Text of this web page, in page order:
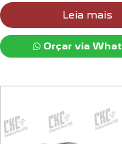
Leia mais
Orçar via